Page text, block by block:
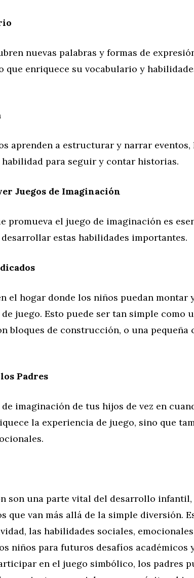
nuevas palabras y formas de
que enriquece su vocabulario y
aprenden a estructurar y narrar eventos,
para seguir y contar historias.
Juegos de Imaginación
promueva el juego de imaginación es
estas habilidades importantes.
el hogar donde los niños puedan montar
juego. Esto puede ser tan simple como
bloques de construcción, o una pequeña
Padres
imaginación de tus hijos de vez en
la experiencia de juego, sino que
son una parte vital del desarrollo infantil,
que van más allá de la simple diversión.
las habilidades sociales,
niños para futuros desafíos académicos
en el juego simbólico, los padres